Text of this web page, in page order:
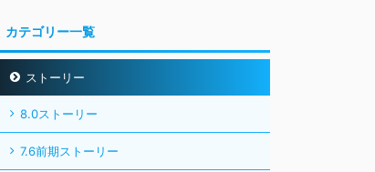
カテゴリー一覧
ストーリー
8.0ストーリー
7.6前期ストーリー